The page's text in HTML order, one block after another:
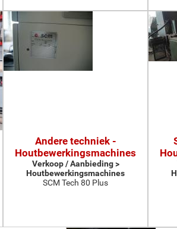
Andere techniek -
Houtbewerkingsmachines
Verkoop / Aanbieding >
Houtbewerkingsmachines
SCM Tech 80 Plus